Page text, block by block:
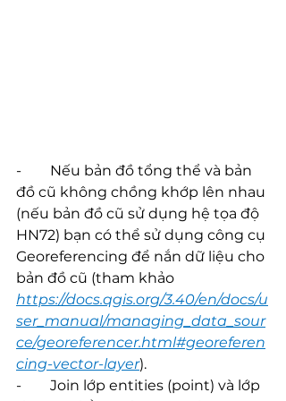
-        Nếu bản đồ tổng thể và bản
đồ cũ không chồng khớp lên nhau
(nếu bản đồ cũ sử dụng hệ tọa độ
HN72) bạn có thể sử dụng công cụ
Georeferencing để nắn dữ liệu cho
bản đồ cũ (tham khảo
https://docs.qgis.org/3.40/en/docs/u
ser_manual/managing_data_sour
ce/georeferencer.html#georeferen
cing-vector-layer).
-        Join lớp entities (point) và lớp